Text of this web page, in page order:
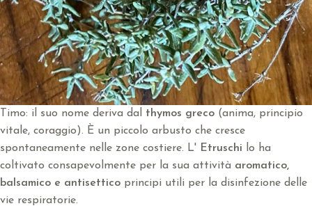
Timo: il suo nome deriva dal thymos greco (anima, principio
vitale, coraggio). È un piccolo arbusto che cresce
spontaneamente nelle zone costiere. L' Etruschi lo ha
coltivato consapevolmente per la sua attività aromatico,
balsamico e antisettico principi utili per la disinfezione delle
vie respiratorie.